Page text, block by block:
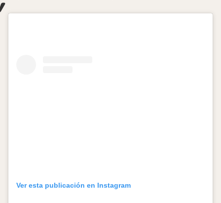
Ver esta publicación en Instagram